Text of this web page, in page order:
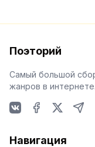
Поэторий
Самый большой
жанров в интернете.
Навигация